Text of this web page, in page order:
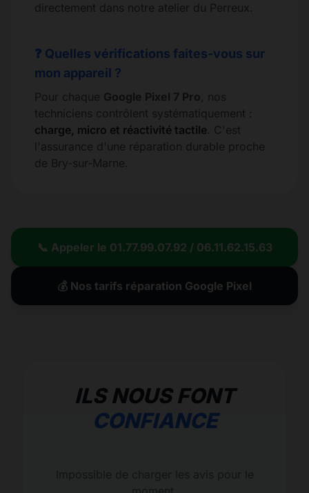
directement dans notre atelier du Perreux.
❓ Quelles vérifications faites-vous sur
mon appareil ?
Pour chaque Google Pixel 7 Pro, nos
techniciens contrôlent systématiquement :
charge, micro et réactivité tactile. C'est
l'assurance d'une réparation durable proche
de Bry-sur-Marne.
📞 Appeler le 01.77.99.07.92 / 06.11.62.15.63
💰 Nos tarifs réparation Google Pixel
ILS NOUS FONT
CONFIANCE